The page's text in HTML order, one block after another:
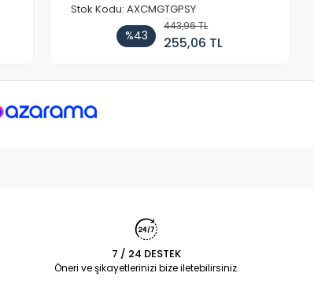
Stok Kodu: AXCMGTGPSY
%43
443,96 TL
255,06 TL
7 / 24 DESTEK
Öneri ve şikayetlerinizi bize iletebilirsiniz.